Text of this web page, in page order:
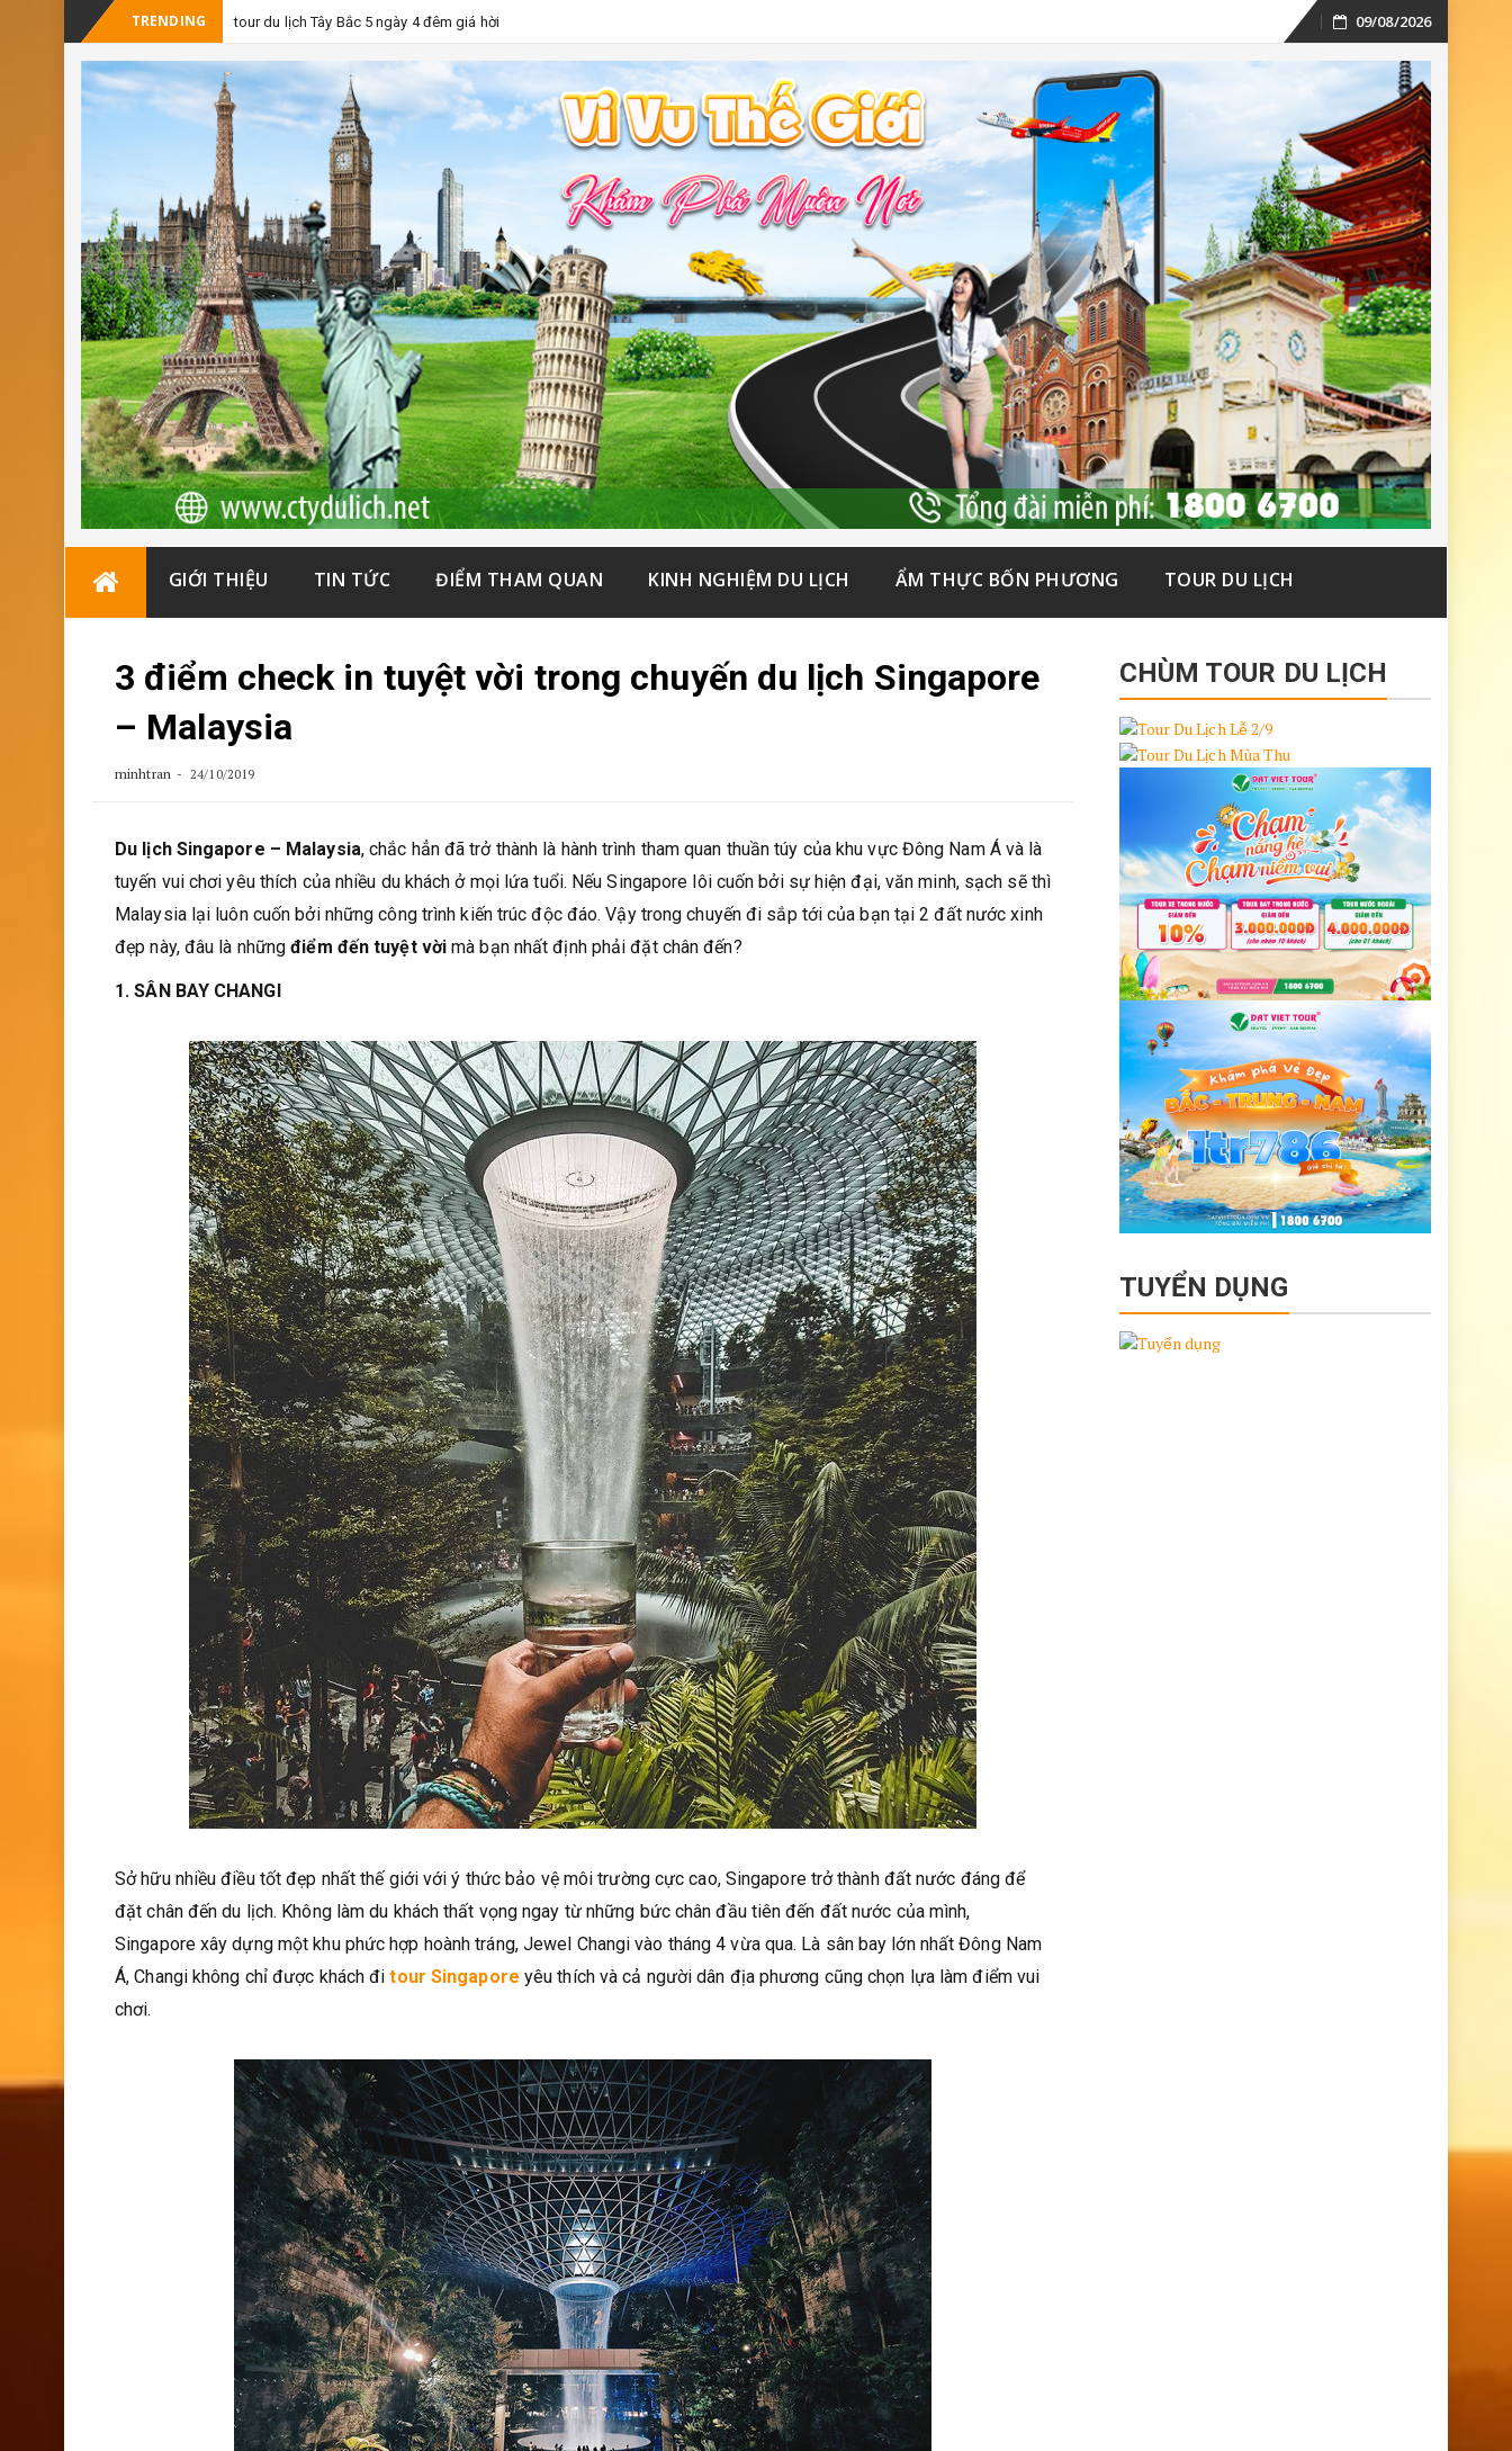
TRENDING tour du lịch Tây Bắc 5 ngày 4 đêm giá hời
Skip
content
09/08/2026
GIỚI THIỆU TIN TỨC ĐIỂM THAM QUAN KINH NGHIỆM DU LỊCH ẨM THỰC BỐN PHƯƠNG TOUR DU LỊCH
3 điểm check in tuyệt vời trong chuyến du lịch Singapore
– Malaysia
minhtran 24/10/2019
Du lịch Singapore – Malaysia, chắc hẳn đã trở thành là hành trình tham quan thuần túy của khu vực Đông Nam Á và là
tuyến vui chơi yêu thích của nhiều du khách ở mọi lứa tuổi. Nếu Singapore lôi cuốn bởi sự hiện đại, văn minh, sạch sẽ thì
Malaysia lại luôn cuốn bởi những công trình kiến trúc độc đáo. Vậy trong chuyến đi sắp tới của bạn tại 2 đất nước xinh
đẹp này, đâu là nhữngđiểm đến tuyệt vờimà bạn nhất định phải đặt chân đến?
1. SÂN BAY CHANGI
Sở hữu nhiều điều tốt đẹp nhất thế giới với ý thức bảo vệ môi trường cực cao, Singapore trở thành đất nước đáng để
đặt chân đến du lịch. Không làm du khách thất vọng ngay từ những bức chân đầu tiên đến đất nước của mình,
Singapore xây dựng một khu phức hợp hoành tráng, Jewel Changi vào tháng 4 vừa qua. Là sân bay lớn nhất Đông Nam
Á, Changi không chỉ được khách đitour Singapore yêu thích và cả người dân địa phương cũng chọn lựa làm điểm vui
chơi.
CHÙM TOUR DU LỊCH
TUYỂN DỤNG